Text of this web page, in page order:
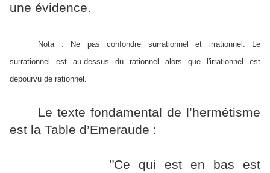
une évidence.
Nota : Ne pas confondre surrationnel et irrationnel. Le
surrationnel est au-dessus du rationnel alors que l'irrationnel est
dépourvu de rationnel.
Le texte fondamental de l’hermétisme
est la Table d’Emeraude :
"Ce qui est en bas est